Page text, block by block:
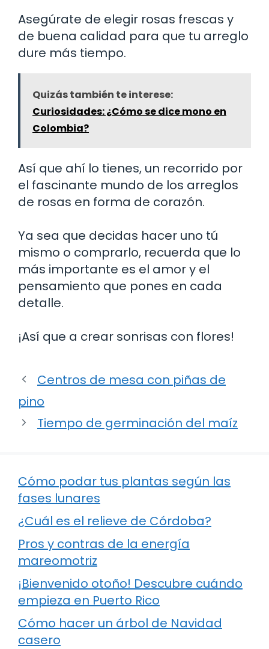
Asegúrate de elegir rosas frescas y
de buena calidad para que tu arreglo
dure más tiempo.
Quizás también te interese:
Curiosidades: ¿Cómo se dice mono en
Colombia?
Así que ahí lo tienes, un recorrido por
el fascinante mundo de los arreglos
de rosas en forma de corazón.
Ya sea que decidas hacer uno tú
mismo o comprarlo, recuerda que lo
más importante es el amor y el
pensamiento que pones en cada
detalle.
¡Así que a crear sonrisas con flores!
Centros de mesa con piñas de
pino
Tiempo de germinación del maíz
Cómo podar tus plantas según las
fases lunares
¿Cuál es el relieve de Córdoba?
Pros y contras de la energía
mareomotriz
¡Bienvenido otoño! Descubre cuándo
empieza en Puerto Rico
Cómo hacer un árbol de Navidad
casero